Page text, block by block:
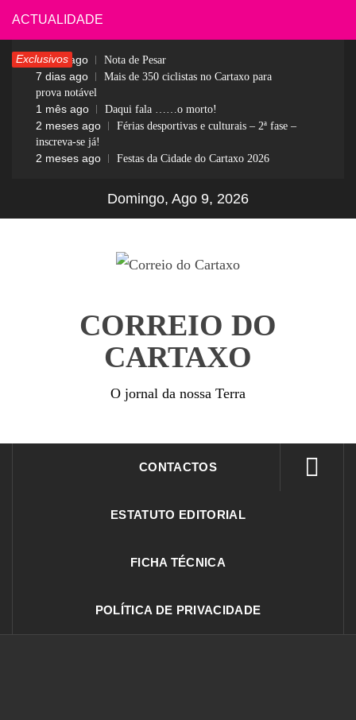
Skip
to
content
ACTUALIDADE
Exclusivos
6 dias ago Nota de Pesar
7 dias ago
Mais de 350 ciclistas no Cartaxo para
prova notável
1 mês ago Daqui fala ……o morto!
2 meses ago
Férias desportivas e culturais – 2ª fase –
inscreva-se já!
2 meses ago Festas da Cidade do Cartaxo 2026
Domingo, Ago 9, 2026
CORREIO DO
CARTAXO
O jornal da nossa Terra
CONTACTOS
ESTATUTO EDITORIAL
FICHA TÉCNICA
POLÍTICA DE PRIVACIDADE